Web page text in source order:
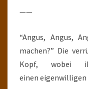
——
“Angus, Angus,
machen?” Die
Kopf, wobei
einen